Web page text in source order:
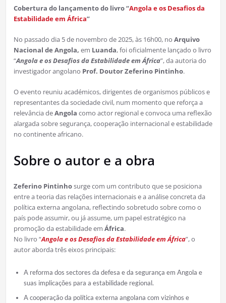
Cobertura do lançamento do livro “Angola e os Desafios da
Estabilidade em África”
No passado dia 5 de novembro de 2025, às 16h00, no Arquivo
Nacional de Angola, em Luanda, foi oficialmente lançado o livro
“Angola e os Desafios da Estabilidade em África”, da autoria do
investigador angolano Prof. Doutor Zeferino Pintinho.
O evento reuniu académicos, dirigentes de organismos públicos e
representantes da sociedade civil, num momento que reforça a
relevância deAngola como actor regional e convoca uma reflexão
alargada sobre segurança, cooperação internacional e estabilidade
no continente africano.
Sobre o autor e a obra
Zeferino Pintinhosurge com um contributo que se posiciona
entre a teoria das relações internacionais e a análise concreta da
política externa angolana, reflectindo sobretudo sobre como o
país pode assumir, ou já assume, um papel estratégico na
promoção da estabilidade em África.
No livro “Angola e os Desafios da Estabilidade em África”, o
autor aborda três eixos principais:
A reforma dos sectores da defesa e da segurança em Angola e
suas implicações para a estabilidade regional.
A cooperação da política externa angolana com vizinhos e